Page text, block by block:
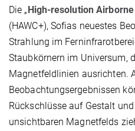
Die „High-resolution
(HAWC+), Sofias neuestes
Strahlung im
Staubkörnern im Universum,
Magnetfeldlinien ausrichten.
Beobachtungsergebnissen
Rückschlüsse auf Gestalt
unsichtbaren Magnetfelds